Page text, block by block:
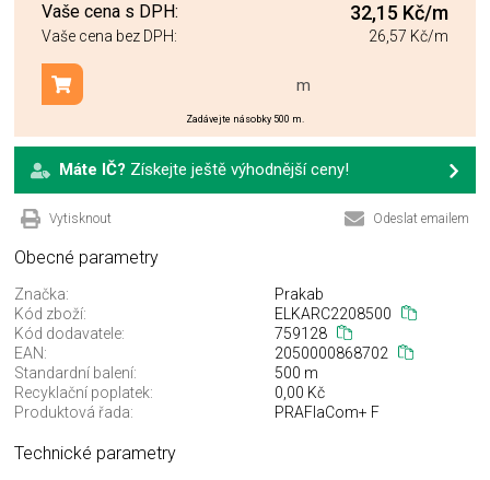
Vaše cena s DPH: 32,15 Kč/m
Vaše cena bez DPH: 26,57 Kč/m
m
Přidat do košíku
Zadávejte násobky 500 m.
Máte IČ? Získejte ještě výhodnější ceny!
Vytisknout Odeslat emailem
Obecné parametry
Značka:
Prakab
Kód zboží:
ELKARC2208500
Kód dodavatele:
759128
EAN:
2050000868702
Standardní balení:
500 m
Recyklační poplatek:
0,00 Kč
Produktová řada:
PRAFlaCom+ F
Technické parametry